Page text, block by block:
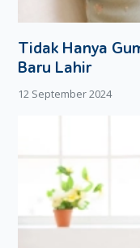
pendarahan
Kelahiran
risiko kelahiran
berbagai
melahirkan.
Bahaya ketuban
Infeksi: infeksi
menyerang janin.
berbagai
meningitis, dan
Tidak Hanya
Baru Lahir
12 September 2024